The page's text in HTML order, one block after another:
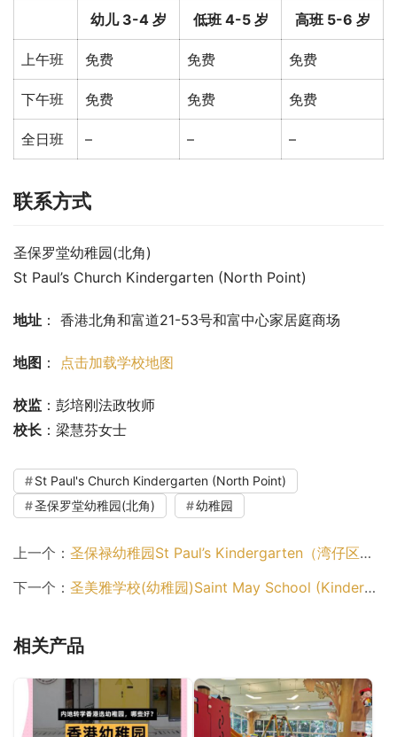
幼儿 3-4 岁 低班 4-5 岁 高班 5-6 岁
上午班 免费 免费 免费
下午班 免费 免费 免费
全日班 – – –
联系方式
圣保罗堂幼稚园(北角)
St Paul’s Church Kindergarten (North Point)
地址 ： 香港北角和富道21-53号和富中心家居庭商场
地图 ： 点击加载学校地图
校监 ：彭培刚法政牧师
校长 ：梁慧芬女士
St Paul's Church Kindergarten (North Point)
圣保罗堂幼稚园(北角)
幼稚园
上一个： 圣保禄幼稚园St Paul’s Kindergarten（湾仔区幼稚园）
下一个： 圣美雅学校(幼稚园)Saint May School (Kindergarten)（幼稚园）
相关产品